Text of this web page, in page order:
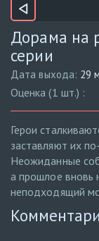
Дорама на
серии
Дата выхода: 29
Оценка (1 шт.) :
Герои
заставляют их
Неожиданные
а прошлое вновь
неподходящий